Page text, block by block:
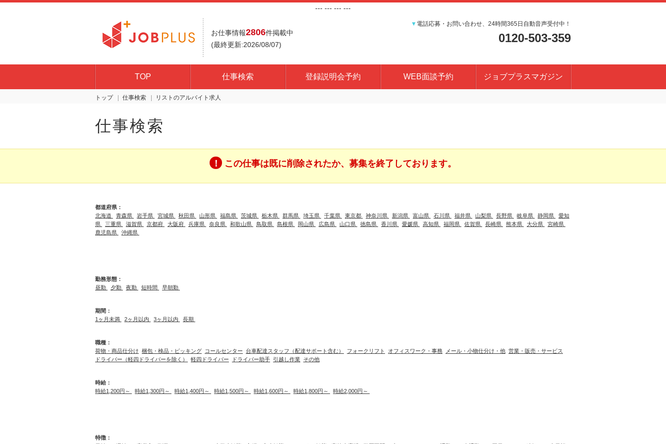
--- --- --- ---
お仕事情報2806件掲載中
(最終更新:2026/08/07)
▼ 電話応募・お問い合わせ、24時間365日自動音声受付中！
0120-503-359
TOP 仕事検索 登録説明会予約 WEB面談予約 ジョブプラスマガジン
トップ 仕事検索 リスト
仕事検索
この仕事は既に削除されたか、募集を終了しております。
都道府県：
北海道
青森県 岩手県 宮城県 秋田県 山形県 福島県 茨城県 栃木県 群馬県 埼玉県 千葉県 東京都 神奈川県 新潟県 富山県 石川県 福井県 山梨県 長野県 岐阜県 静岡県
愛知
県
三重県 滋賀県 京都府 大阪府 兵庫県 奈良県 和歌山県 鳥取県 島根県 岡山県 広島県 山口県 徳島県 香川県 愛媛県 高知県 福岡県 佐賀県 長崎県 熊本県 大分県
宮崎県
鹿児島県
沖縄県
勤務形態：
昼勤
夕勤 夜勤 短時間 早朝勤
期間：
1ヶ月未満
2ヶ月以内 3ヶ月以内 長期
職種：
荷物・商品仕分け 梱包・検品・ピッキング コールセンター 台車配達スタッフ（配達サポート含む） フォークリフト オフィスワーク・事務 メール・小物仕分け・他 営業・販売・サービス
ドライバー（軽四ドライバーを除く）
軽四ドライバー ドライバー助手 引越し作業 その他
時給：
時給1,200円～
時給1,300円～ 時給1,400円～ 時給1,500円～ 時給1,600円～ 時給1,800円～ 時給2,000円～
特徴：